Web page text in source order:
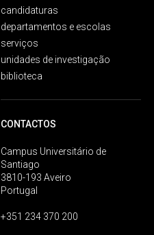
candidaturas
departamentos e escolas
serviços
unidades de investigação
biblioteca
CONTACTOS
Campus Universitário de
Santiago
3810-193 Aveiro
Portugal
+351 234 370 200